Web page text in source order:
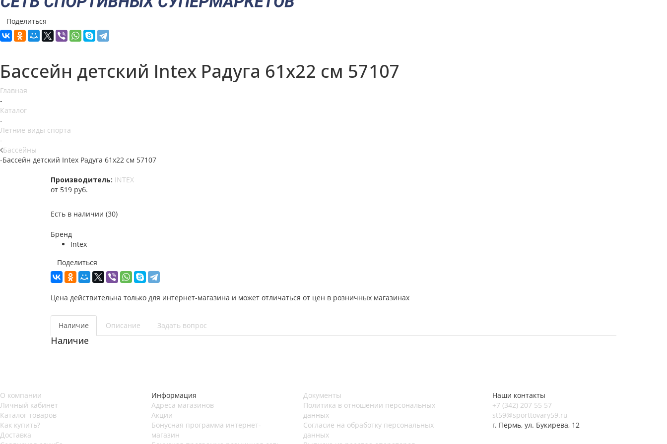
Поделиться
Бассейн детский Intex Радуга 61x22 см 57107
Главная
-
Каталог
-
Летние виды спорта
-
Бассейны
-Бассейн детский Intex Радуга 61x22 см 57107
Производитель: INTEX
от 519 руб.
Есть в наличии (30)
Бренд
Intex
Поделиться
Цена действительна только для интернет-магазина и может отличаться от цен в розничных магазинах
Наличие Описание Задать вопрос
Наличие
О компании
Личный кабинет
Каталог товаров
Как купить?
Доставка
Информация
Адреса магазинов
Акции
Бонусная программа интернет-
магазин
Документы
Политика в отношении персональных
данных
Согласие на обработку персональных
данных
Наши контакты
+7 (342) 207 55 57
st59@sporttovary59.ru
г. Пермь, ул. Букирева, 12